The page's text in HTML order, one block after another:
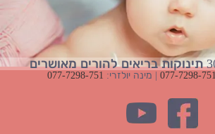
077-7298-751 | מינה יולזרי: 077-7298-751